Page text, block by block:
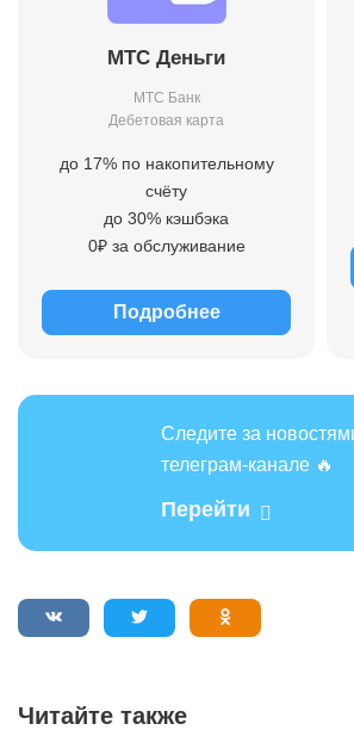
МТС Деньги
МТС Банк
Дебетовая карта
до 17% по накопительному
счёту
до 30% кэшбэка
0₽ за обслуживание
Подробнее
Следите за
телеграм-канале 🔥
Перейти
Читайте также